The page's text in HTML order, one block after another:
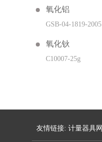
氧化铝
GSB-04-1819-2005
氧化钬
C10007-25g
友情链接: 计量器具网